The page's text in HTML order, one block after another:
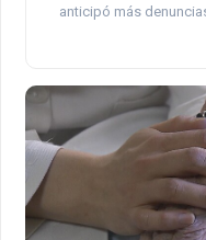
anticipó más